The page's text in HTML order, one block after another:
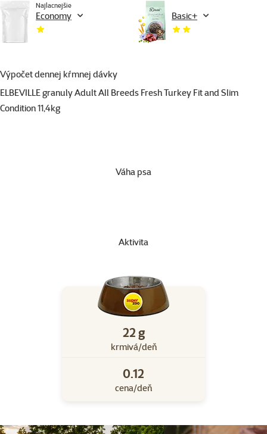
Economy
Najlacnejšie
Basic+
Výpočet dennej kŕmnej dávky
ELBEVILLE granuly Adult All Breeds Fresh Turkey Fit and Slim
Condition 11,4kg
Váha psa
Aktivita
22 g
krmivá/deň
0.12
cena/deň